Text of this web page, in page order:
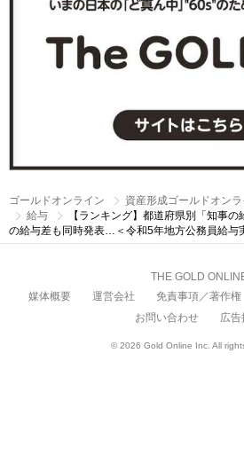
ゴールドオンライン 資産形成ゴールドオン
給与
【ランキング】都道府県別「知事
の給与差も同時発表…＜令和5年地方公務員給与
THE GOLD
媒体概要
運営会社 免責事項／著作権
お問い合わせ
広告
© 2026 Gold Online Inc. All